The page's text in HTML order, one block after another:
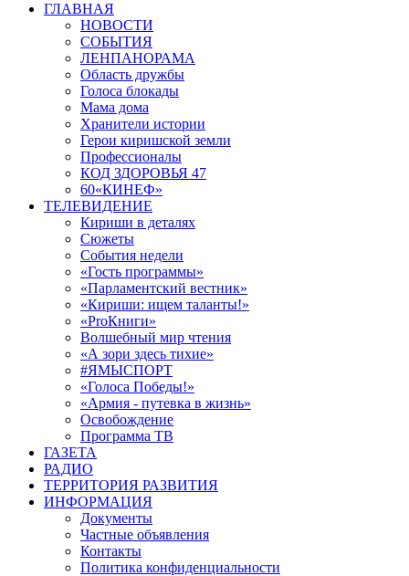
ГЛАВНАЯ
НОВОСТИ
СОБЫТИЯ
ЛЕНПАНОРАМА
Область дружбы
Голоса блокады
Мама дома
Хранители истории
Герои киришской земли
Профессионалы
КОД ЗДОРОВЬЯ 47
60«КИНЕФ»
ТЕЛЕВИДЕНИЕ
Кириши в деталях
Сюжеты
События недели
«Гость программы»
«Парламентский вестник»
«Кириши: ищем таланты!»
«ProКниги»
Волшебный мир чтения
«А зори здесь тихие»
#ЯМЫСПОРТ
«Голоса Победы!»
«Армия - путевка в жизнь»
Освобождение
Программа ТВ
ГАЗЕТА
РАДИО
ТЕРРИТОРИЯ РАЗВИТИЯ
ИНФОРМАЦИЯ
Документы
Частные объявления
Контакты
Политика конфиденциальности